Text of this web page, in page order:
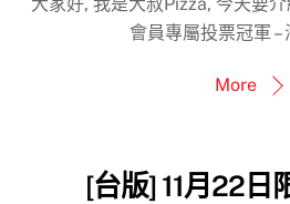
會員專屬投票冠軍 –
More
[台版] 11月22日